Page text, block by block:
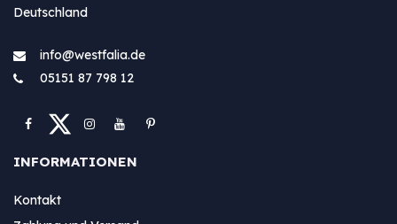
Deutschland
info@westfa​lia.de
05151 87 798 12
INFORMATIONEN
Kontakt